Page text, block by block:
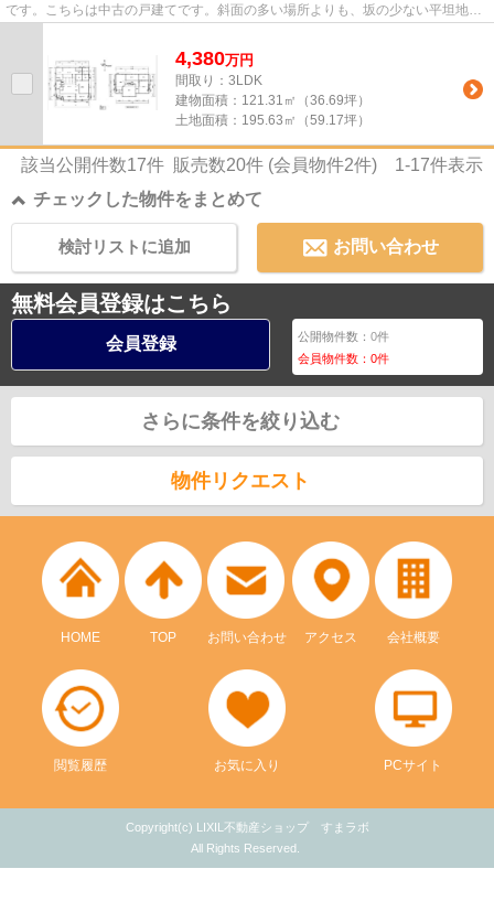
です。こちらは中古の戸建てです。斜面の多い場所よりも、坂の少ない平坦地で
の生活はいかがですか。鳥取市...
4,380万円
間取り：3LDK
建物面積： 121.31㎡（36.69坪）
土地面積： 195.63㎡（59.17坪）
該当公開件数17件 販売数20件 (会員物件2件) 1-17件表示
チェックした物件をまとめて
お問い合わせ
検討リストに追加
無料会員登録はこちら
会員登録 公開物件数：0件
会員物件数：0件
さらに条件を絞り込む
物件リクエスト
HOME TOP お問い合わせ アクセス 会社概要
閲覧履歴 お気に入り PCサイト
Copyright(c) LIXIL不動産ショップ すまラボ
All Rights Reserved.